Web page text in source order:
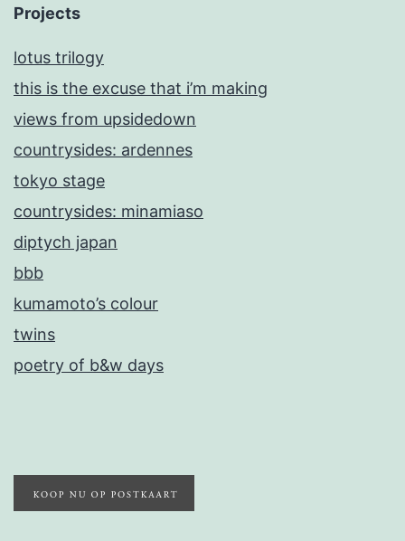
Projects
lotus trilogy
this is the excuse that i’m making
views from upsidedown
countrysides: ardennes
tokyo stage
countrysides: minamiaso
diptych japan
bbb
kumamoto’s colour
twins
poetry of b&w days